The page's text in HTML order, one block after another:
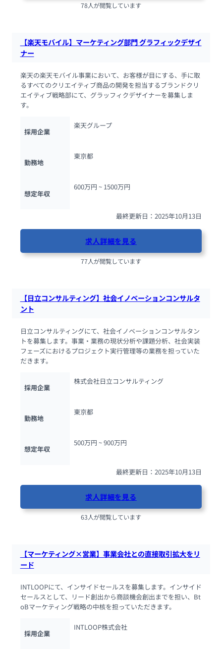
78人が閲覧しています
【楽天モバイル】マーケティング部門 グラフィックデザイ
ナー
楽天の楽天モバイル事業において、お客様が目にする、手に取
るすべてのクリエイティブ商品の開発を担当するブランドクリ
エイティブ戦略部にて、グラッフィクデザイナーを募集しま
す。
採用企業
楽天グループ
勤務地
東京都
想定年収
600万円 ~ 1500万円
最終更新日：2025年10月13日
求人詳細を見る
77人が閲覧しています
【日立コンサルティング】社会イノベーションコンサルタ
ント
日立コンサルティングにて、社会イノベーションコンサルタン
トを募集します。事業・業務の現状分析や課題分析、社会実装
フェーズにおけるプロジェクト実行管理等の業務を担っていた
だきます。
採用企業
株式会社日立コンサルティング
勤務地
東京都
想定年収
500万円 ~ 900万円
最終更新日：2025年10月13日
求人詳細を見る
63人が閲覧しています
【マーケティング×営業】事業会社との直接取引拡大をリ
ード
INTLOOPにて、インサイドセールスを募集します。インサイド
セールスとして、リード創出から商談機会創出までを担い、Bt
oBマーケティング戦略の中核を担っていただきます。
採用企業
INTLOOP株式会社